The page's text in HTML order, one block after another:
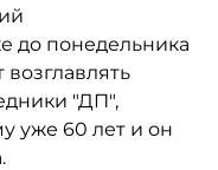
до понедельника
"ДП",
уже 60 лет и он